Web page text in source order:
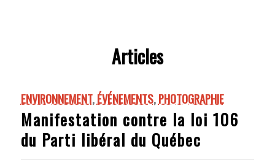
Articles
ENVIRONNEMENT,ÉVÉNEMENTS,PHOTOGRAPHIE
Manifestation contre la loi 106
du Parti libéral du Québec